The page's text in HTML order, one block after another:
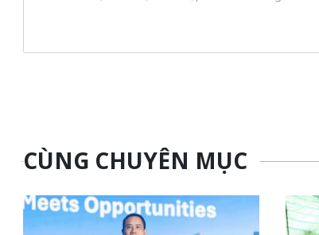
CÙNG CHUYÊN MỤC